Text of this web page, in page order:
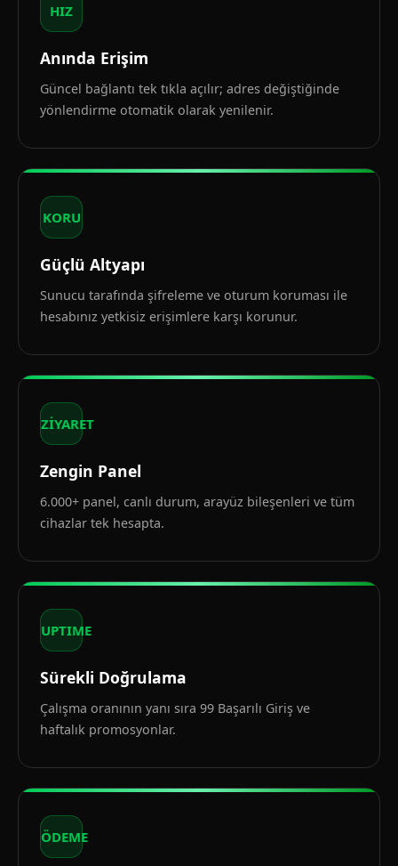
HIZ
Anında Erişim
Güncel bağlantı tek tıkla açılır; adres değiştiğinde
yönlendirme otomatik olarak yenilenir.
KORU
Güçlü Altyapı
Sunucu tarafında şifreleme ve oturum koruması ile
hesabınız yetkisiz erişimlere karşı korunur.
ZİYARET
Zengin Panel
6.000+ panel, canlı durum, arayüz bileşenleri ve tüm
cihazlar tek hesapta.
UPTIME
Sürekli Doğrulama
Çalışma oranının yanı sıra 99 Başarılı Giriş ve
haftalık promosyonlar.
ÖDEME